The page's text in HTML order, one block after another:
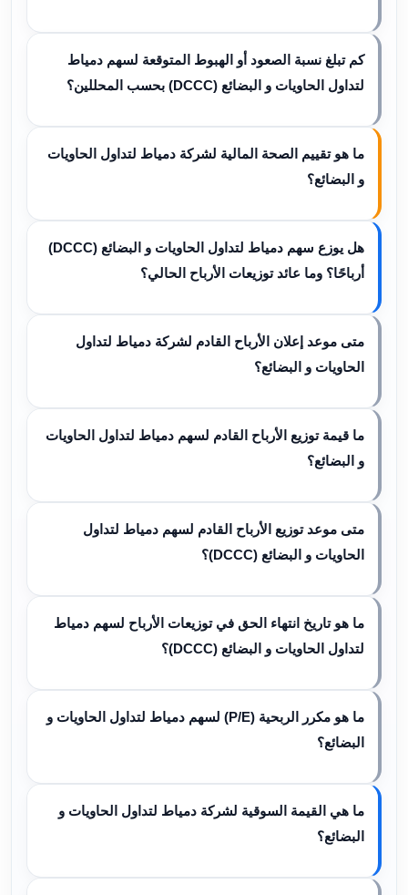
كم تبلغ نسبة الصعود أو الهبوط المتوقعة لسهم دمياط
لتداول الحاويات و البضائع (DCCC) بحسب المحللين؟
ما هو تقييم الصحة المالية لشركة دمياط لتداول الحاويات
و البضائع؟
هل يوزع سهم دمياط لتداول الحاويات و البضائع (DCCC)
أرباحًا؟ وما عائد توزيعات الأرباح الحالي؟
متى موعد إعلان الأرباح القادم لشركة دمياط لتداول
الحاويات و البضائع؟
ما قيمة توزيع الأرباح القادم لسهم دمياط لتداول الحاويات
و البضائع؟
متى موعد توزيع الأرباح القادم لسهم دمياط لتداول
الحاويات و البضائع (DCCC)؟
ما هو تاريخ انتهاء الحق في توزيعات الأرباح لسهم دمياط
لتداول الحاويات و البضائع (DCCC)؟
ما هو مكرر الربحية (P/E) لسهم دمياط لتداول الحاويات و
البضائع؟
ما هي القيمة السوقية لشركة دمياط لتداول الحاويات و
البضائع؟